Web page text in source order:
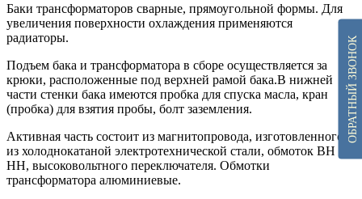
Баки трансформаторов сварные, прямоугольной формы. Для
увеличения поверхности охлаждения применяются
радиаторы.
Подъем бака и трансформатора в сборе осуществляется за
крюки, расположенные под верхней рамой бака.В нижней
части стенки бака имеются пробка для спуска масла, кран
(пробка) для взятия пробы, болт заземления.
Активная часть состоит из магнитопровода, изготовленного
из холоднокатаной электротехнической стали, обмоток ВН и
НН, высоковольтного переключателя. Обмотки
трансформатора алюминиевые.
ОБРАТНЫЙ ЗВОНОК